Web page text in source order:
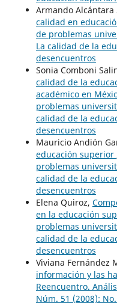
Armando Alcántara
calidad en
de problemas
La calidad de la
desencuentros
Sonia Comboni
calidad de la
académico en
problemas
calidad de la
desencuentros
Mauricio Andión
educación superior
problemas
calidad de la
desencuentros
Elena Quiroz,
en la educación
problemas
calidad de la
desencuentros
Viviana Fernández
información y las
Reencuentro.
Núm. 51 (2008):